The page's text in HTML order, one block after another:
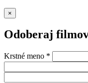
×
Odoberaj
Krstné meno *